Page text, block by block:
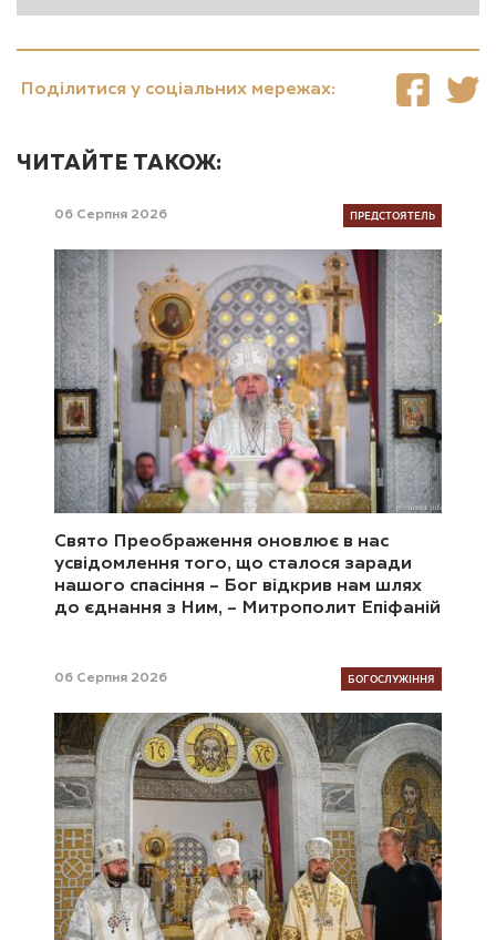
Поділитися у соціальних мережах:
ЧИТАЙТЕ ТАКОЖ:
06 Серпня 2026 ПРЕДСТОЯТЕЛЬ
Свято Преображення оновлює в нас
усвідомлення того, що сталося заради
нашого спасіння – Бог відкрив нам шлях
до єднання з Ним, – Митрополит Епіфаній
06 Серпня 2026 БОГОСЛУЖІННЯ